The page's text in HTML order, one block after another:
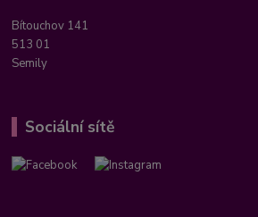
Bítouchov 141
513 01
Semily
Sociální sítě